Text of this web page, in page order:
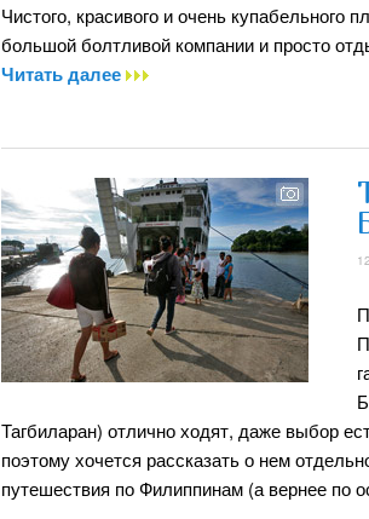
Чистого, красивого и очень
большой болтливой компании и просто
Читать далее
Тагбиларан) отлично ходят, даже выбор
поэтому хочется рассказать о нем
путешествия по Филиппинам (а вернее по